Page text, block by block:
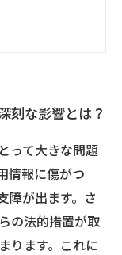
響とその背
限に抑え、安
っておきた
リー：安心し
刻な影響とは？
って大きな問題
情報に傷がつ
障が出ます。さ
の法的措置が取
ります。これに